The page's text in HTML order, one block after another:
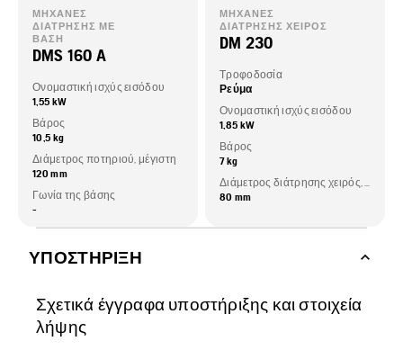
ΜΗΧΑΝΈΣ
ΔΙΆΤΡΗΣΗΣ ΜΕ
ΒΆΣΗ
DMS 160 A
Ονομαστική ισχύς εισόδου
1,55 kW
Βάρος
10,5 kg
Διάμετρος ποτηριού, μέγιστη
120 mm
Γωνία της βάσης
-
ΜΗΧΑΝΈΣ
ΔΙΆΤΡΗΣΗΣ ΧΕΙΡΌΣ
DM 230
Τροφοδοσία
Ρεύμα
Ονομαστική ισχύς εισόδου
1,85 kW
Βάρος
7 kg
Διάμετρος διάτρησης χειρός, μέγιστη
80 mm
ΥΠΟΣΤΉΡΙΞΗ
Σχετικά έγγραφα υποστήριξης και στοιχεία
λήψης